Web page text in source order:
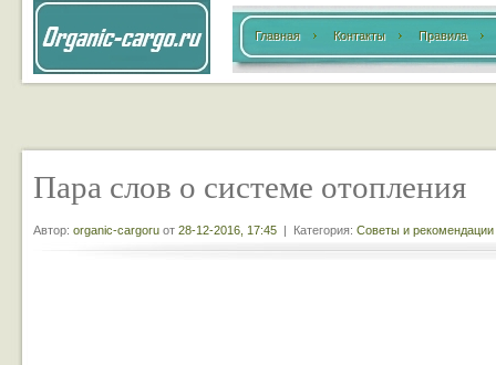
Главная Контакты Правила
Пара слов о системе отопления
Автор: organic-cargoru от 28-12-2016, 17:45 | Категория: Советы и рекомендации